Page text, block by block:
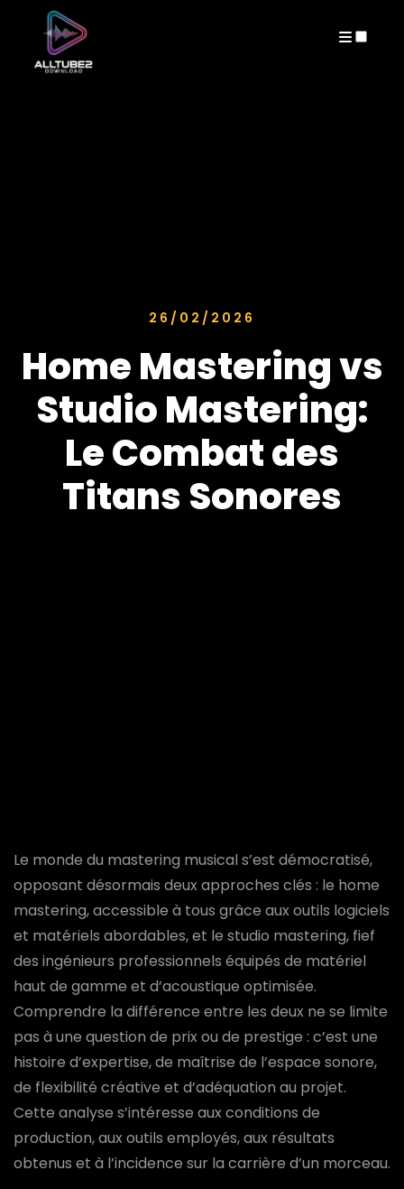
26/02/2026
Home Mastering vs
Studio Mastering:
Le Combat des
Titans Sonores
Le monde du mastering musical s’est démocratisé,
opposant désormais deux approches clés : le home
mastering, accessible à tous grâce aux outils logiciels
et matériels abordables, et le studio mastering, fief
des ingénieurs professionnels équipés de matériel
haut de gamme et d’acoustique optimisée.
Comprendre la différence entre les deux ne se limite
pas à une question de prix ou de prestige : c’est une
histoire d’expertise, de maîtrise de l’espace sonore,
de flexibilité créative et d’adéquation au projet.
Cette analyse s’intéresse aux conditions de
production, aux outils employés, aux résultats
obtenus et à l’incidence sur la carrière d’un morceau.